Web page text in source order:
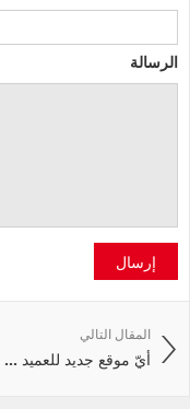
الرسالة
إرسال
المقال التالي
أيّ موقع جديد للعميد ...